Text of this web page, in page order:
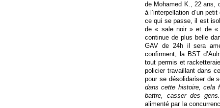
de Mohamed K., 22 ans,
à l’interpellation d’un
ce qui se passe, il est
de « sale noir » et de «
continue de plus belle
GAV de 24h il sera
confirment, la BST
tout permis et
policier travaillant dans
pour se désolidariser de
dans cette histoire, cela
battre, casser des
alimenté par la